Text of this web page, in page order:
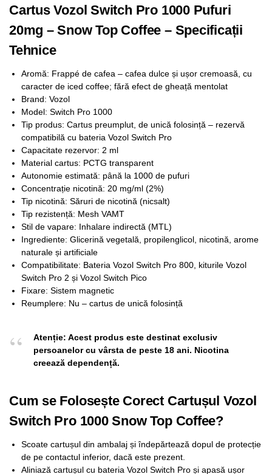
Cartus Vozol Switch Pro 1000 Pufuri
20mg – Snow Top Coffee – Specificații
Tehnice
Aromă: Frappé de cafea – cafea dulce și ușor cremoasă, cu
caracter de iced coffee; fără efect de gheață mentolat
Brand: Vozol
Model: Switch Pro 1000
Tip produs: Cartus preumplut, de unică folosință – rezervă
compatibilă cu bateria Vozol Switch Pro
Capacitate rezervor: 2 ml
Material cartus: PCTG transparent
Autonomie estimată: până la 1000 de pufuri
Concentrație nicotină: 20 mg/ml (2%)
Tip nicotină: Săruri de nicotină (nicsalt)
Tip rezistență: Mesh VAMT
Stil de vapare: Inhalare indirectă (MTL)
Ingrediente: Glicerină vegetală, propilenglicol, nicotină, arome
naturale și artificiale
Compatibilitate: Bateria Vozol Switch Pro 800, kiturile Vozol
Switch Pro 2 și Vozol Switch Pico
Fixare: Sistem magnetic
Reumplere: Nu – cartus de unică folosință
Atenție: Acest produs este destinat exclusiv
persoanelor cu vârsta de peste 18 ani. Nicotina
creează dependență.
Cum se Folosește Corect Cartușul Vozol
Switch Pro 1000 Snow Top Coffee?
Scoate cartușul din ambalaj și îndepărtează dopul de protecție
de pe contactul inferior, dacă este prezent.
Aliniază cartușul cu bateria Vozol Switch Pro și apasă ușor